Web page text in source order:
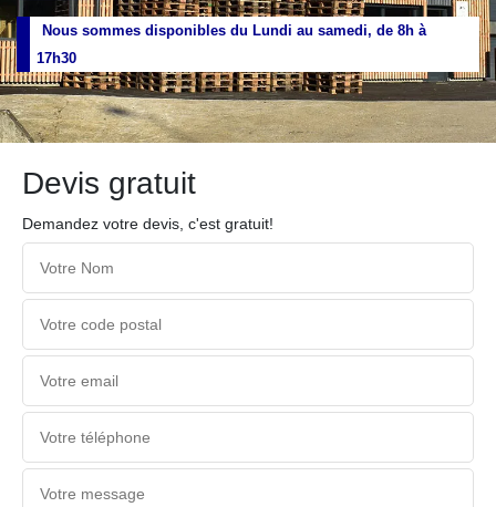
Nous sommes disponibles du Lundi au samedi, de 8h à
17h30
Devis gratuit
Demandez votre devis, c'est gratuit!